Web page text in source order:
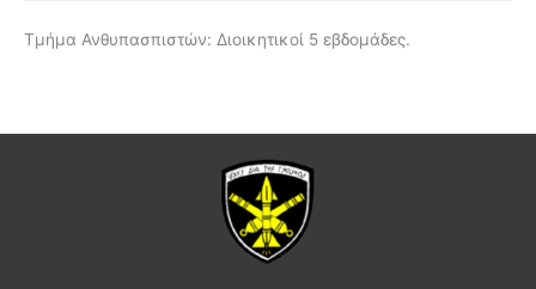
Τμήμα Ανθυπασπιστών: Διοικητικοί 5 εβδομάδες.